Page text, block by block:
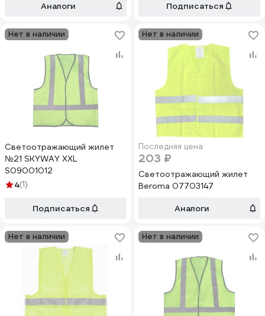
Аналоги Подписаться
Нет в наличии
Светоотражающий жилет
№21 SKYWAY XXL
S09001012
4(1)
Подписаться
Нет в наличии
Последняя цена
203 ₽
Светоотражающий жилет
Beroma 07703147
Аналоги
Нет в наличии Нет в наличии